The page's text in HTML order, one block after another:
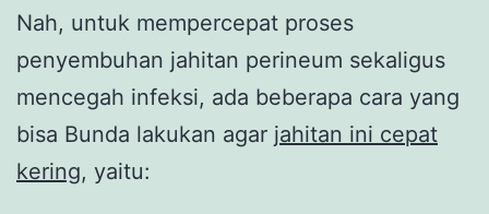
Nah, untuk mempercepat proses
penyembuhan jahitan perineum sekaligus
mencegah infeksi, ada beberapa cara yang
bisa Bunda lakukan agar jahitan ini cepat
kering, yaitu: